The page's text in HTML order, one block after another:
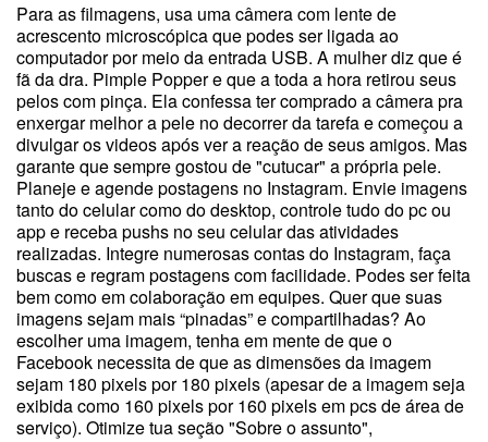
Para as filmagens, usa uma câmera com lente de
acrescento microscópica que podes ser ligada ao
computador por meio da entrada USB. A mulher diz que é
fã da dra. Pimple Popper e que a toda a hora retirou seus
pelos com pinça. Ela confessa ter comprado a câmera pra
enxergar melhor a pele no decorrer da tarefa e começou a
divulgar os videos após ver a reação de seus amigos. Mas
garante que sempre gostou de "cutucar" a própria pele.
Planeje e agende postagens no Instagram. Envie imagens
tanto do celular como do desktop, controle tudo do pc ou
app e receba pushs no seu celular das atividades
realizadas. Integre numerosas contas do Instagram, faça
buscas e regram postagens com facilidade. Podes ser feita
bem como em colaboração em equipes. Quer que suas
imagens sejam mais “pinadas” e compartilhadas? Ao
escolher uma imagem, tenha em mente de que o
Facebook necessita de que as dimensões da imagem
sejam 180 pixels por 180 pixels (apesar de a imagem seja
exibida como 160 pixels por 160 pixels em pcs de área de
serviço). Otimize tua seção "Sobre o assunto",